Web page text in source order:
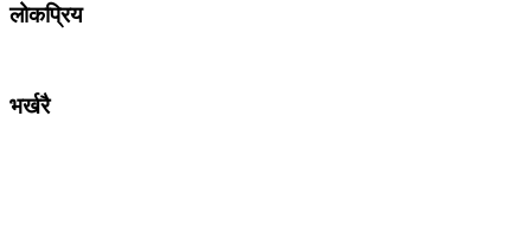
लोकप्रिय
भर्खरै